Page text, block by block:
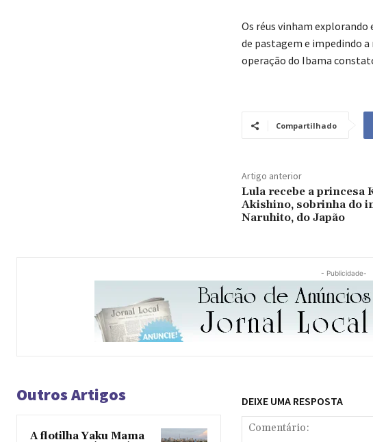
Os réus vinham
de pastagem e impedindo a
operação do Ibama
Compartilhado
Artigo anterior
Lula recebe a princesa
Akishino, sobrinha do
Naruhito, do Japão
- Publicidade-
Outros Artigos
A flotilha Yaku Mama
DEIXE UMA RESPOSTA